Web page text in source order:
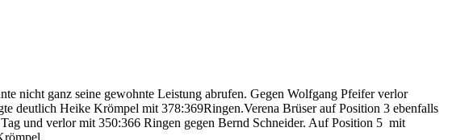
nicht ganz seine gewohnte Leistung abrufen. Gegen Wolfgang Pfeifer verlor
deutlich Heike Krömpel mit 378:369Ringen.Verena Brüser auf Position 3 ebenfalls
und verlor mit 350:366 Ringen gegen Bernd Schneider. Auf Position 5 mit